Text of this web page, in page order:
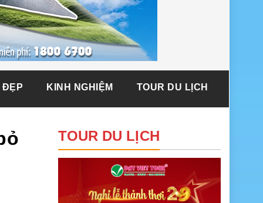
ĐẸP KINH NGHIỆM TOUR DU LỊCH
TOUR DU LỊCH